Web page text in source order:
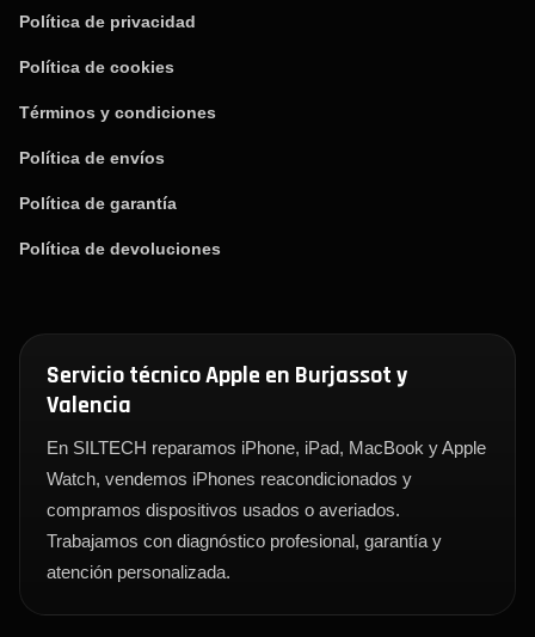
Política de privacidad
Política de cookies
Términos y condiciones
Política de envíos
Política de garantía
Política de devoluciones
Servicio técnico Apple en Burjassot y
Valencia
En SILTECH reparamos iPhone, iPad, MacBook y Apple
Watch, vendemos iPhones reacondicionados y
compramos dispositivos usados o averiados.
Trabajamos con diagnóstico profesional, garantía y
atención personalizada.